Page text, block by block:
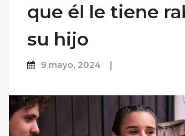
que él le tiene
su hijo
9 mayo, 2024